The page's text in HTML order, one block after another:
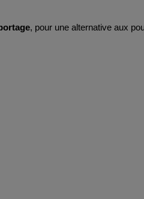
, pour une alternative aux